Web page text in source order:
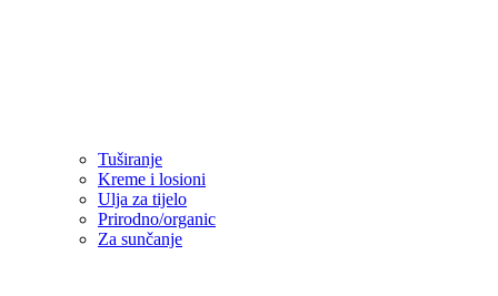
Tuširanje
Kreme i losioni
Ulja za tijelo
Prirodno/organic
Za sunčanje